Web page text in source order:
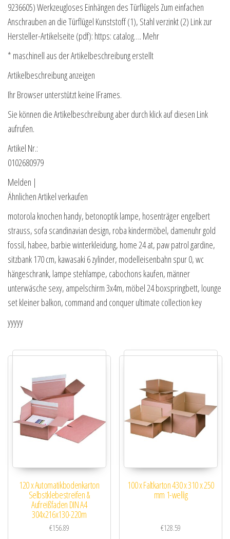
9236605) Werkzeugloses Einhängen des Türflügels Zum einfachen
Anschrauben an die Türflügel Kunststoff (1), Stahl verzinkt (2) Link zur
Hersteller-Artikelseite (pdf): https: catalog…. Mehr
* maschinell aus der Artikelbeschreibung erstellt
Artikelbeschreibung anzeigen
Ihr Browser unterstützt keine IFrames.
Sie können die Artikelbeschreibung aber durch klick auf diesen Link
aufrufen.
Artikel Nr.:
0102680979
Melden |
Ähnlichen Artikel verkaufen
motorola knochen handy, betonoptik lampe, hosenträger engelbert
strauss, sofa scandinavian design, roba kindermöbel, damenuhr gold
fossil, habee, barbie winterkleidung, home 24 at, paw patrol gardine,
sitzbank 170 cm, kawasaki 6 zylinder, modelleisenbahn spur 0, wc
hängeschrank, lampe stehlampe, cabochons kaufen, männer
unterwäsche sexy, ampelschirm 3x4m, möbel 24 boxspringbett, lounge
set kleiner balkon, command and conquer ultimate collection key
yyyyy
120 x Automatikbodenkarton
Selbstklebestreifen &
Aufreißfaden DIN A4
304x216x130-220m
€156.89
100 x Faltkarton 430 x 310 x 250
mm 1-wellig
€128.59